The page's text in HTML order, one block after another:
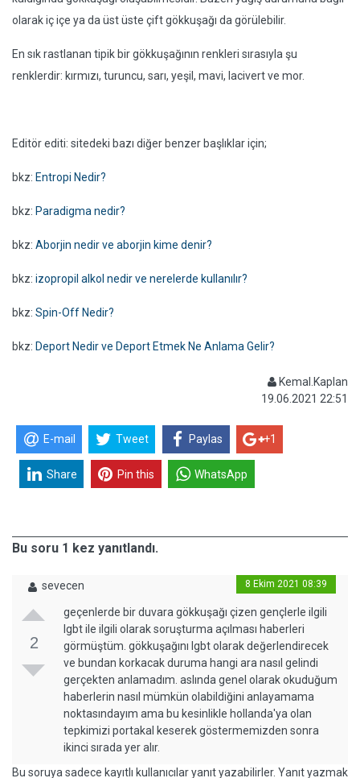
olarak iç içe ya da üst üste çift gökkuşağı da görülebilir.
En sık rastlanan tipik bir gökkuşağının renkleri sırasıyla şu
renklerdir: kırmızı, turuncu, sarı, yeşil, mavi, lacivert ve mor.
Editör editi: sitedeki bazı diğer benzer başlıklar için;
bkz: Entropi Nedir?
bkz: Paradigma nedir?
bkz: Aborjin nedir ve aborjin kime denir?
bkz: izopropil alkol nedir ve nerelerde kullanılır?
bkz: Spin-Off Nedir?
bkz: Deport Nedir ve Deport Etmek Ne Anlama Gelir?
Kemal.Kaplan
19.06.2021 22:51
E-mail Tweet Paylas +1
Share Pin this WhatsApp
Bu soru 1 kez yanıtlandı.
sevecen 8 Ekim 2021 08:39
2
geçenlerde bir duvara gökkuşağı çizen gençlerle ilgili
lgbt ile ilgili olarak soruşturma açılması haberleri
görmüştüm. gökkuşağını lgbt olarak değerlendirecek
ve bundan korkacak duruma hangi ara nasıl gelindi
gerçekten anlamadım. aslında genel olarak okuduğum
haberlerin nasıl mümkün olabildiğini anlayamama
noktasındayım ama bu kesinlikle hollanda'ya olan
tepkimizi portakal keserek göstermemizden sonra
ikinci sırada yer alır.
Bu soruya sadece kayıtlı kullanıcılar yanıt yazabilirler. Yanıt yazmak